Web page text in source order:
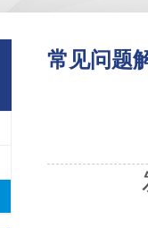
常见问题